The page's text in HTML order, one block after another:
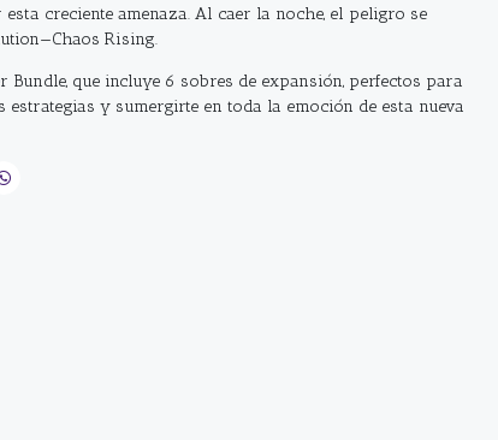
creciente amenaza. Al caer la noche, el peligro se
Rising.
Bundle, que incluye 6 sobres de expansión, perfectos para
y sumergirte en toda la emoción de esta nueva